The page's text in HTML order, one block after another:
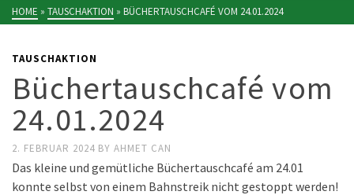
HOME » TAUSCHAKTION » BÜCHERTAUSCHCAFÉ VOM 24.01.2024
TAUSCHAKTION
Büchertauschcafé vom
24.01.2024
2. FEBRUAR 2024 BY AHMET CAN
Das kleine und gemütliche Büchertauschcafé am 24.01
konnte selbst von einem Bahnstreik nicht gestoppt werden!